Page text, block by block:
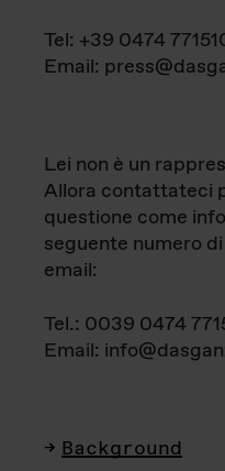
Tel: +39 0474
Email:
Lei non è un
Allora contattateci
questione come
seguente numero
email:
Tel.: 0039 0474
Email:
Background